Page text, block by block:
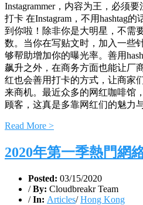
Instagrammer，内容为王，必须
打卡 在Instagram，不用hashtag
到你啦！除非你是大明星，不需
数。当你在写贴文时，加入一些
够帮助增加你的曝光率。善用
飙升之外，在商务方面也能让厂
红也会善用打卡的方式，让商家
来商机。最近众多的网红咖啡馆
顾客，这真是多靠网红们的魅力
Read More >
2020年第一季熱門網
Posted: 03/15/2020
/ By: Cloudbreakr Team
/ In: Articles/Hong Kong